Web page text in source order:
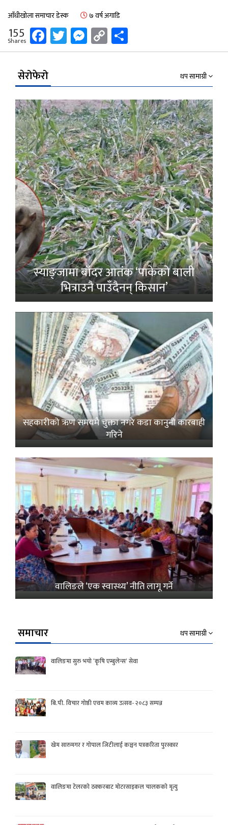
आँधीखोला समाचार डेस्क ७ वर्ष अगाडि
155
Shares Facebook
Twitter
Messenger
Copy
Link
सेरोफेरो थप सामाग्री
स्याङ्जामा बाँदर आतंक ‘पाकेको बाली
भित्राउनै पाउँदैनन् किसान’
सहकारीको ऋण समयमै चुक्ता नगरे कडा कानुनी कारबाही
गरिने
वालिङले ‘एक स्वास्थ्य’ नीति लागू गर्ने
समाचार थप सामाग्री
वालिङमा सुरु भयो ‘कृषि एम्बुलेन्स’ सेवा
बि.पी. विचार गोष्ठी एवम काव्य उत्सव- २०८३ सम्पन्न
खेम सारुमगर र गोपाल जिटीलाई कञ्चन पत्रकरिता पुरस्कार
वालिङमा टेलरको ठक्करबाट मोटरसाइकल चालकको मृत्यु